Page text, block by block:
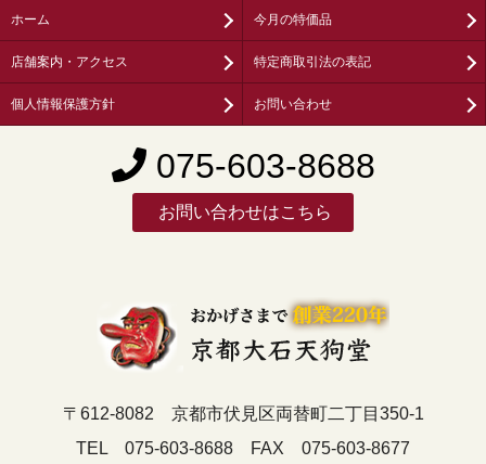
ホーム 今月の特価品
店舗案内・アクセス 特定商取引法の表記
個人情報保護方針 お問い合わせ
075-603-8688
お問い合わせはこちら
〒612-8082 京都市伏見区両替町二丁目350-1
TEL 075-603-8688 FAX 075-603-8677